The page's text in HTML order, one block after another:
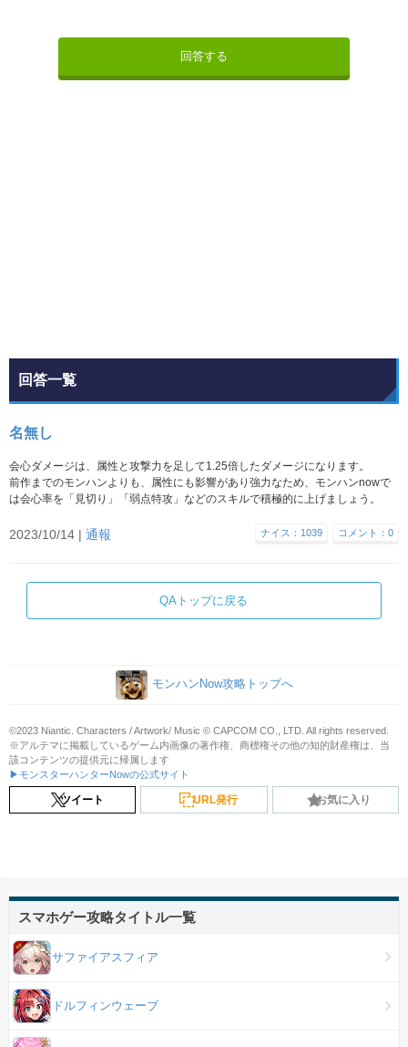
回答する
回答一覧
名無し
会心ダメージは、属性と攻撃力を足して1.25倍したダメージになります。
前作までのモンハンよりも、属性にも影響があり強力なため、モンハンnowで
は会心率を「見切り」「弱点特攻」などのスキルで積極的に上げましょう。
2023/10/14 | 通報 コメント：0
ナイス：1039
QAトップに戻る
モンハンNow攻略トップへ
©2023 Niantic. Characters / Artwork/ Music © CAPCOM CO., LTD. All rights reserved.
※アルテマに掲載しているゲーム内画像の著作権、商標権その他の知的財産権は、当
該コンテンツの提供元に帰属します
▶モンスターハンターNowの公式サイト
ツイート URL発行 お気に入り
スマホゲー攻略タイトル一覧
サファイアスフィア
ドルフィンウェーブ